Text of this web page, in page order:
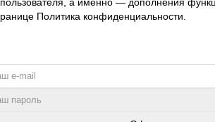
Политика конфиденциальности.